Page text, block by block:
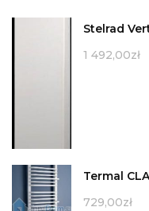
Stelrad
1 492,00zł
Termal
729,00zł